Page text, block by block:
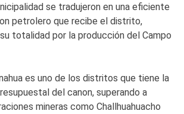
se tradujeron en una eficiente
petrolero que recibe el distrito,
totalidad por la producción del Campo
es uno de los distritos que tiene la
del canon, superando a
mineras como Challhuahuacho